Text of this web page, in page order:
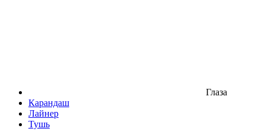
Глаза
Карандаш
Лайнер
Тушь